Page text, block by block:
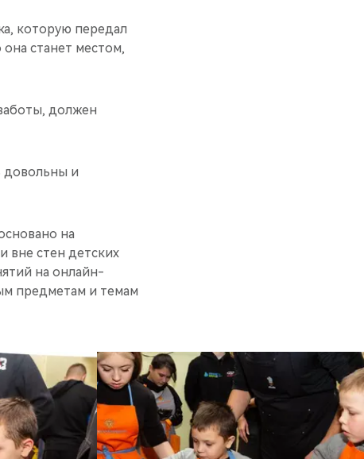
которую передал
станет местом,
должен
довольны и
на
вне стен детских
на онлайн-
предметам и темам